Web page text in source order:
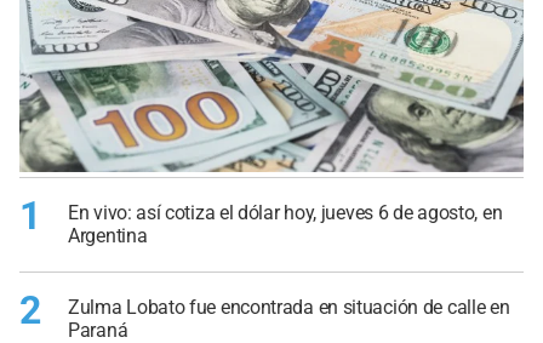
1
En vivo: así cotiza el dólar hoy, jueves 6 de agosto, en
Argentina
2
Zulma Lobato fue encontrada en situación de calle en
Paraná